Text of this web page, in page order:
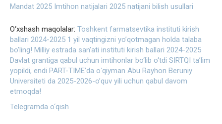
Mandat 2025 Imtihon natijalari 2025 natijani bilish usullari
O‘xshash maqolalar: Toshkent farmatsevtika instituti kirish
ballari 2024-2025 1 yil vaqtingizni yo’qotmagan holda talaba
bo’ling! Milliy estrada san’ati instituti kirish ballari 2024-2025
Davlat grantiga qabul uchun imtihonlar bo‘lib o‘tdi SIRTQI ta’lim
yopildi, endi PART-TIME’da oʻqiyman Abu Rayhon Beruniy
Universiteti da 2025-2026-o’quv yili uchun qabul davom
etmoqda!
Telegramda o‘qish